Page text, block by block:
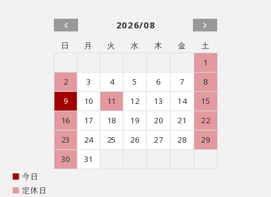
2026/08
日 月 火 水 木 金
土
1
2
3 4 5 6 7
8
9
10 11 12 13 14
15
16
17 18 19 20 21
22
23
24 25 26 27 28
29
30
31
■ 今日
■ 定休日